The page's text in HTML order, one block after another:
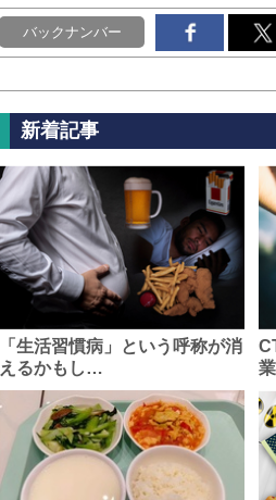
バックナンバー
新着記事
「生活習慣病」という呼称が消
えるかもし…